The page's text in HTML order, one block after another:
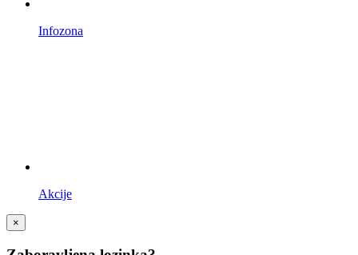
Infozona
Akcije
×